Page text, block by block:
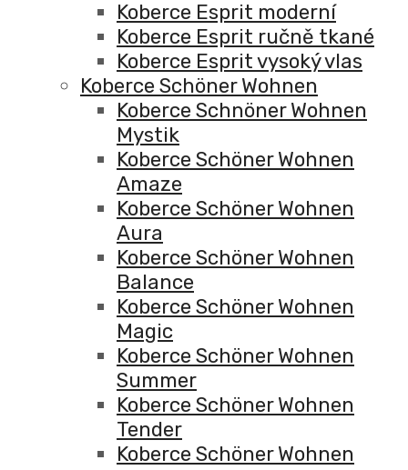
Koberce Esprit moderní
Koberce Esprit ručně tkané
Koberce Esprit vysoký vlas
Koberce Schöner Wohnen
Koberce Schnöner Wohnen
Mystik
Koberce Schöner Wohnen
Amaze
Koberce Schöner Wohnen
Aura
Koberce Schöner Wohnen
Balance
Koberce Schöner Wohnen
Magic
Koberce Schöner Wohnen
Summer
Koberce Schöner Wohnen
Tender
Koberce Schöner Wohnen